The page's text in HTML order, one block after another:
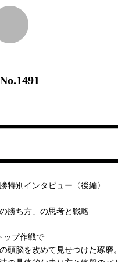
特別インタビュー〈後編〉
勝ち方」の思考と戦略
ップ作戦で
頭脳を改めて見せつけた琢磨